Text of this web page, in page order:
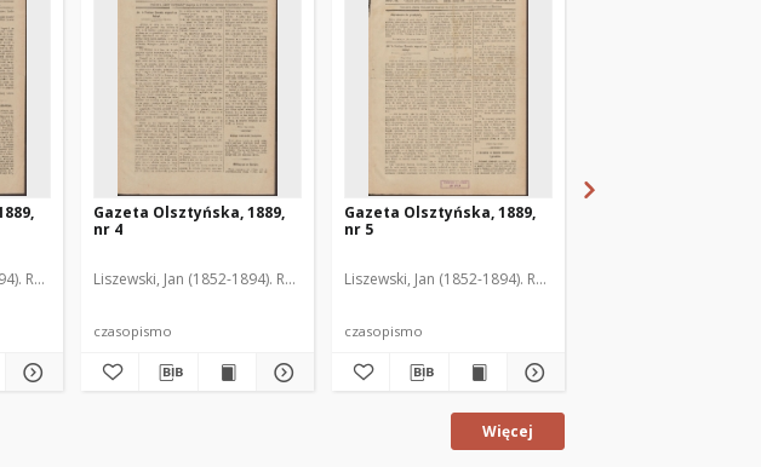
Red.
Gazeta Olsztyńska, 1889,
nr 4
Liszewski, Jan (1852-1894). Red.
czasopismo
Gazeta Olsztyńska, 1889,
nr 5
Liszewski, Jan (1852-1894). Red.
czasopismo
Więcej